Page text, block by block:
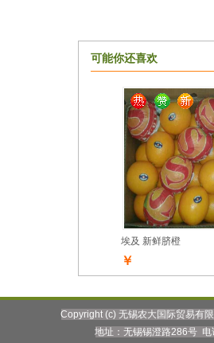
可能你还喜欢
埃及 新鲜脐橙
￥
Copyright (c) 无锡农大国际贸易有
地址：无锡锡澄路286号